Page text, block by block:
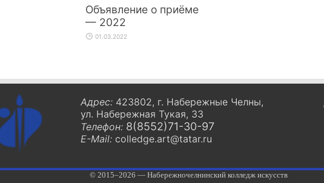
Объявление о приёме
— 2022
01.03.2022
Адрес: 423802, г. Набережные Челны,
ул. Набережная Тукая, 33
Телефон: 8(8552)71-30-97
E-Mail: colledge.art@tatar.ru
© 2015–2026 — Набережночелнинский колледж искусств